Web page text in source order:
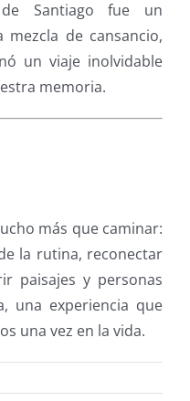
Santiago fue un
de cansancio,
un viaje inolvidable
memoria.
más que caminar:
la rutina, reconectar
paisajes y personas
una experiencia que
una vez en la vida.